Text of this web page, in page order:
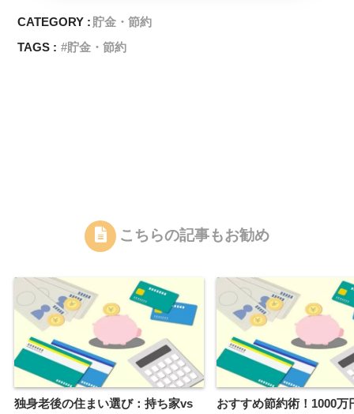
CATEGORY : 貯金・節約
TAGS :
貯金・節約
こちらの記事もお勧め
独身老後の住まい選び：持ち家vs
おすすめ節約術！1000万